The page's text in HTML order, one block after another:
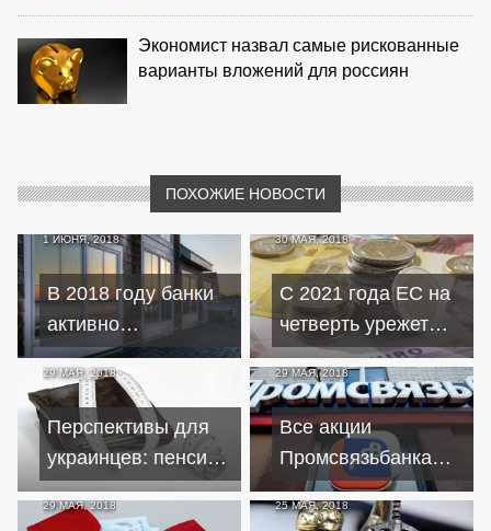
Экономист назвал самые рискованные
варианты вложений для россиян
ПОХОЖИЕ НОВОСТИ
1 ИЮНЯ, 2018
В 2018 году банки
активно
наращивают
выдачу ипотечных
кредитов
30 МАЯ, 2018
С 2021 года ЕС на
четверть урежет
финансирование
стран Восточной
Европы
29 МАЯ, 2018
Перспективы для
украинцев: пенсии
привяжут к
зарплатам
29 МАЯ, 2018
Все акции
Промсвязьбанка
передали в казну
29 МАЯ, 2018 25 МАЯ, 2018